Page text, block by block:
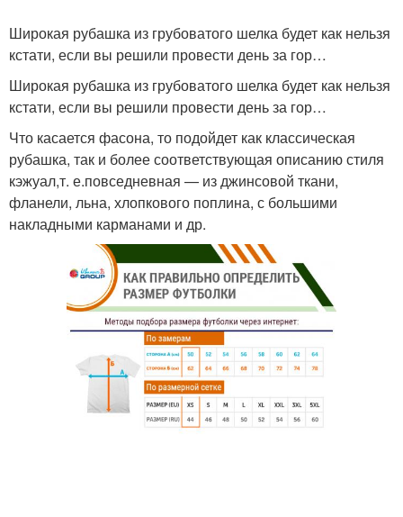
Широкая рубашка из грубоватого шелка будет как нельзя
кстати, если вы решили провести день за гор…
Широкая рубашка из грубоватого шелка будет как нельзя
кстати, если вы решили провести день за гор…
Что касается фасона, то подойдет как классическая
рубашка, так и более соответствующая описанию стиля
кэжуал,т. е.повседневная — из джинсовой ткани,
фланели, льна, хлопкового поплина, с большими
накладными карманами и др.